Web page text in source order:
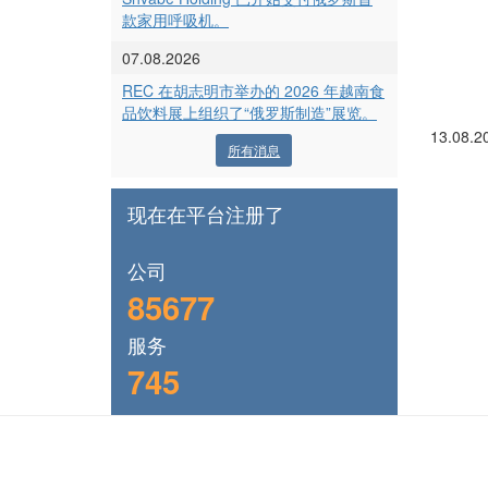
款家用呼吸机。
07.08.2026
REC 在胡志明市举办的 2026 年越南食
品饮料展上组织了“俄罗斯制造”展览。
所有消息
现在在平台注册了
公司
85677
服务
745